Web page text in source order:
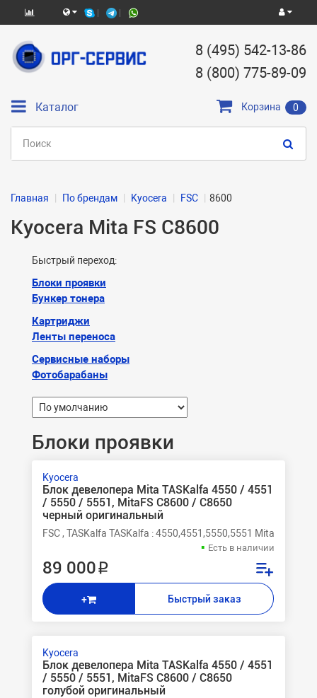
8 (495) 542-13-86
8 (800) 775-89-09
Каталог Корзина 0
Главная По брендам Kyocera FSC 8600
Kyocera Mita FS C8600
Быстрый переход:
Блоки проявки
Бункер тонера
Картриджи
Ленты переноса
Сервисные наборы
Фотобарабаны
Блоки проявки
Kyocera
Блок девелопера Mita TASKalfa 4550 / 4551
/ 5550 / 5551, MitaFS C8600 / C8650
черный оригинальный
FSC , TASKalfa TASKalfa : 4550,4551,5550,5551 Mita FSС
Есть в наличии
89 000 ₽
+ Быстрый заказ
Kyocera
Блок девелопера Mita TASKalfa 4550 / 4551
/ 5550 / 5551, MitaFS C8600 / C8650
голубой оригинальный